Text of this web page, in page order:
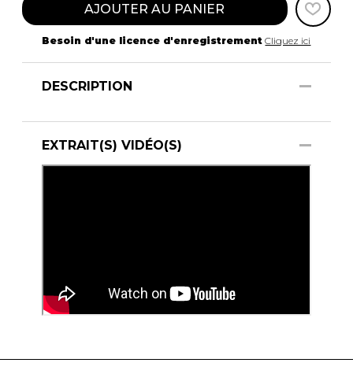
AJOUTER AU PANIER
Besoin d'une licence d'enregistrement Cliquez ici
DESCRIPTION
EXTRAIT(S) VIDÉO(S)